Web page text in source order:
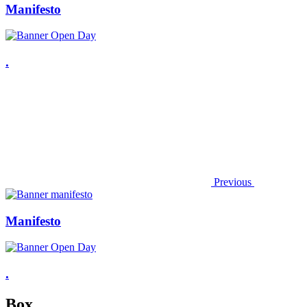
Manifesto
.
Previous
Manifesto
.